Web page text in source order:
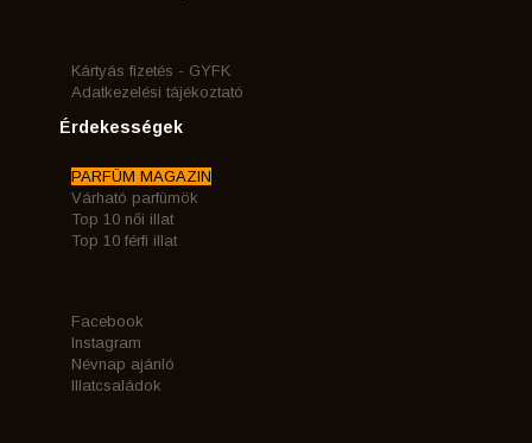
Kártyás fizetés - GYFK
Adatkezelési tájékoztató
Érdekességek
PARFÜM MAGAZIN
Várható parfümök
Top 10 női illat
Top 10 férfi illat
Facebook
Instagram
Névnap ajánló
Illatcsaládok